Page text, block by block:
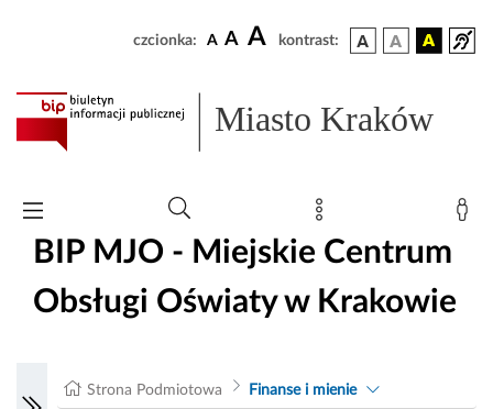
czcionka: A A A kontrast:
Miasto Kraków
BIP MJO - Miejskie Centrum
Obsługi Oświaty w Krakowie
Strona Podmiotowa Finanse i mienie